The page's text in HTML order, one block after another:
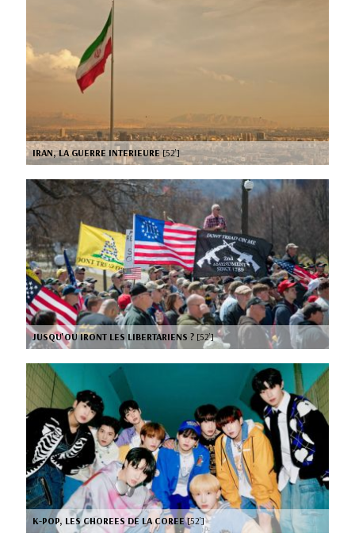
IRAN, LA GUERRE INTERIEURE [52’]
JUSQU'OU IRONT LES LIBERTARIENS ? [52’]
K-POP, LES CHOREES DE LA COREE[52’]